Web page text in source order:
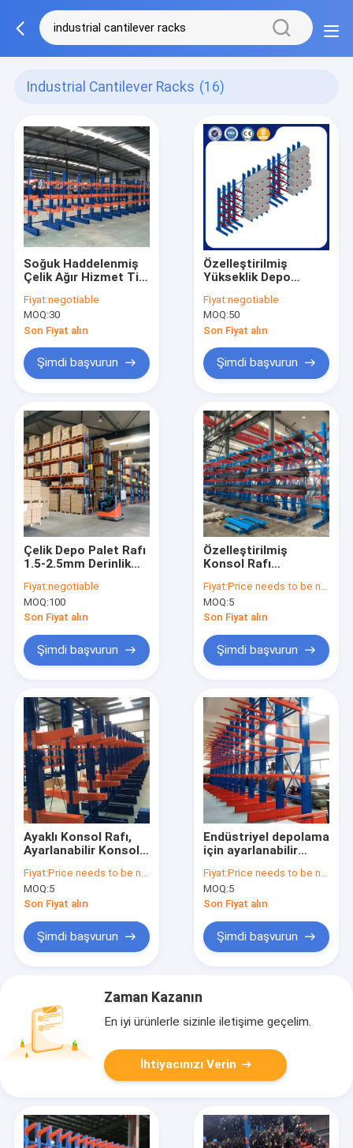
Industrial Cantilever Racks (16)
Soğuk Haddelenmiş
Çelik Ağır Hizmet Tipi
Çekme Tasarımı
Donanım Depolama
İçin
Fiyat:negotiable
MOQ:30
Son Fiyat alın
Şimdi başvurun
Özelleştirilmiş
Yükseklik Depo
Tel Raf Korozyon
Koruması
Fiyat:negotiable
MOQ:50
Son Fiyat alın
Şimdi başvurun
Çelik Depo Palet Rafı
1.5-2.5mm Derinlik
Rafları Korozyon
Koruması
Fiyat:negotiable
MOQ:100
Son Fiyat alın
Şimdi başvurun
Özelleştirilmiş
Konsol Rafı
Kablo Boru Fabrikası
Metal Boru Konsol
Rafı
Fiyat:Price needs to be negotiated
MOQ:5
Son Fiyat alın
Şimdi başvurun
Ayaklı Konsol Rafı,
Ayarlanabilir Konsol
Ağır Hizmet Boru
Depolama Rafları
Fiyat:Price needs to be negotiated
MOQ:5
Son Fiyat alın
Şimdi başvurun
Endüstriyel depolama
için ayarlanabilir
taraflı tasarımlı ağır
işleme açılmış çelik
kantilever rafı
Fiyat:Price needs to be negotiated
MOQ:5
Son Fiyat alın
Şimdi başvurun
Zaman Kazanın
En iyi ürünlerle sizinle iletişime geçelim.
İhtiyacınızı Verin